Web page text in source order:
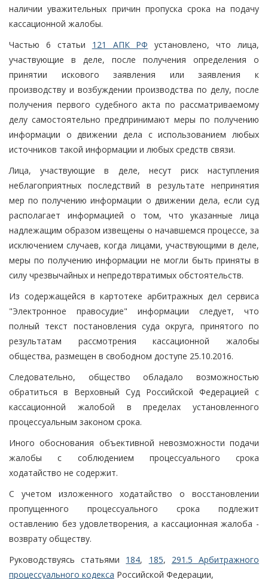
наличии уважительных причин пропуска срока на подачу
кассационной жалобы.
Частью 6 статьи 121 АПК РФ установлено, что лица,
участвующие в деле, после получения определения о
принятии искового заявления или заявления к
производству и возбуждении производства по делу, после
получения первого судебного акта по рассматриваемому
делу самостоятельно предпринимают меры по получению
информации о движении дела с использованием любых
источников такой информации и любых средств связи.
Лица, участвующие в деле, несут риск наступления
неблагоприятных последствий в результате непринятия
мер по получению информации о движении дела, если суд
располагает информацией о том, что указанные лица
надлежащим образом извещены о начавшемся процессе, за
исключением случаев, когда лицами, участвующими в деле,
меры по получению информации не могли быть приняты в
силу чрезвычайных и непредотвратимых обстоятельств.
Из содержащейся в картотеке арбитражных дел сервиса
"Электронное правосудие" информации следует, что
полный текст постановления суда округа, принятого по
результатам рассмотрения кассационной жалобы
общества, размещен в свободном доступе 25.10.2016.
Следовательно, общество обладало возможностью
обратиться в Верховный Суд Российской Федерацией с
кассационной жалобой в пределах установленного
процессуальным законом срока.
Иного обоснования объективной невозможности подачи
жалобы с соблюдением процессуального срока
ходатайство не содержит.
С учетом изложенного ходатайство о восстановлении
пропущенного процессуального срока подлежит
оставлению без удовлетворения, а кассационная жалоба -
возврату обществу.
Руководствуясь статьями 184, 185, 291.5 Арбитражного
процессуального кодекса Российской Федерации,